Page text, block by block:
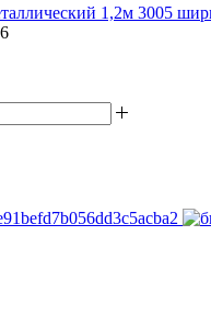
1,2м 3005